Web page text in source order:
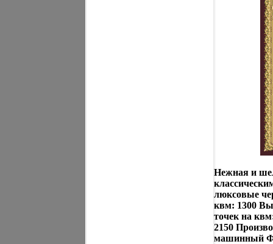
Нежная и
люксовые
квм: 1300
точек на
2150
машинный